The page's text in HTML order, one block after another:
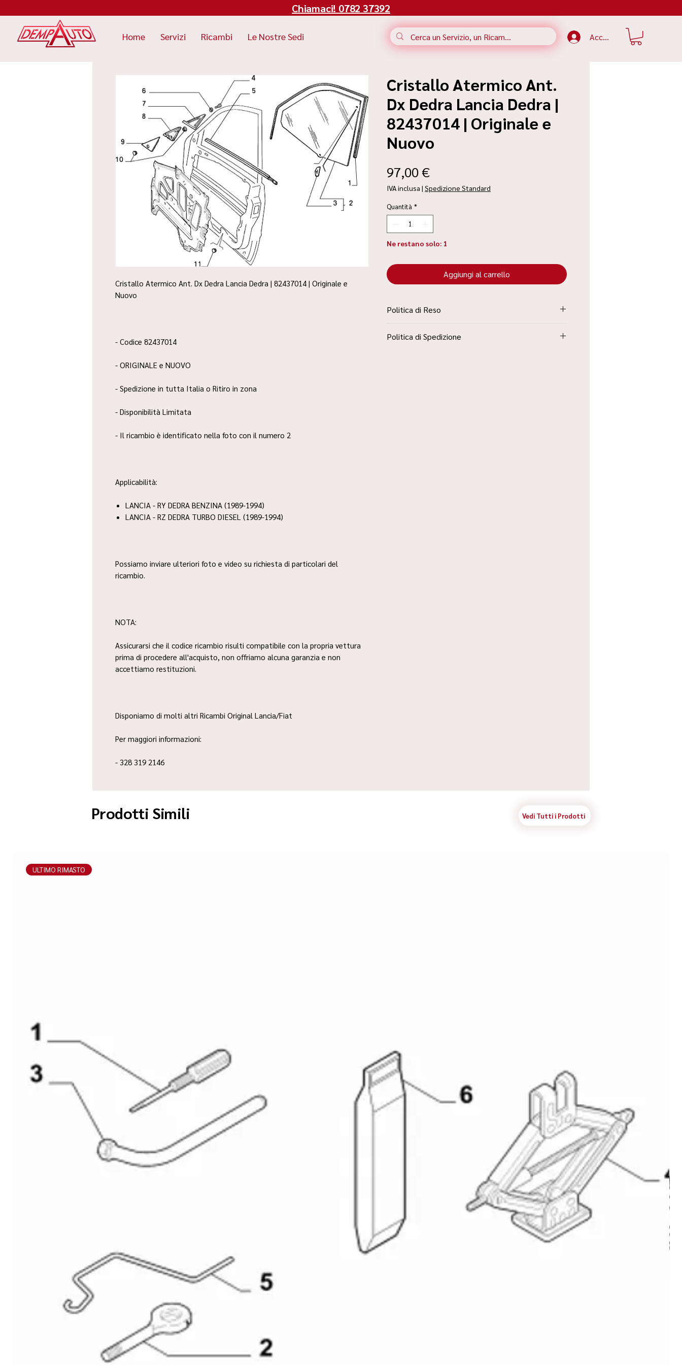
Chiamaci! 0782 37392
Accedi
Home Servizi Ricambi Le Nostre Sedi
Cristallo Atermico Ant. Dx Dedra Lancia Dedra | 82437014 | Originale e
Nuovo
- Codice 82437014
- ORIGINALE e NUOVO
- Spedizione in tutta Italia o Ritiro in zona
- Disponibilità Limitata
- Il ricambio è identificato nella foto con il numero 2
Applicabilità:
LANCIA - RY DEDRA BENZINA (1989-1994)
LANCIA - RZ DEDRA TURBO DIESEL (1989-1994)
Possiamo inviare ulteriori foto e video su richiesta di particolari del
ricambio.
NOTA:
Assicurarsi che il codice ricambio risulti compatibile con la propria vettura
prima di procedere all'acquisto, non offriamo alcuna garanzia e non
accettiamo restituzioni.
Disponiamo di molti altri Ricambi Original Lancia/Fiat
Per maggiori informazioni:
- 328 319 2146
Cristallo Atermico Ant.
Dx Dedra Lancia Dedra |
82437014 | Originale e
Nuovo
97,00 €Prezzo
IVA inclusa | Spedizione Standard
Quantità *
Ne restano solo: 1
Aggiungi al carrello
Politica di Reso
Condizioni”
Politica di Spedizione
Prodotti Simili Vedi Tutti i Prodotti
ULTIMO RIMASTO